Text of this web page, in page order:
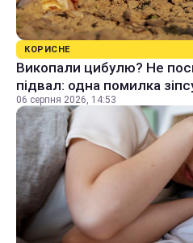
КОРИСНЕ
Викопали цибулю? Не
підвал: одна помилка
06 серпня 2026, 14:53